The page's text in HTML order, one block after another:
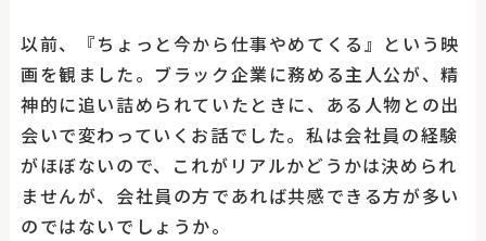
以前、『ちょっと今から仕事やめてくる』という映
画を観ました。ブラック企業に務める主人公が、精
神的に追い詰められていたときに、ある人物との出
会いで変わっていくお話でした。私は会社員の経験
がほぼないので、これがリアルかどうかは決められ
ませんが、会社員の方であれば共感できる方が多い
のではないでしょうか。